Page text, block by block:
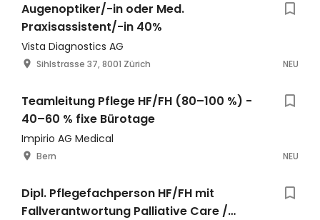
Augenoptiker/-in oder Med.
Praxisassistent/-in 40%
Vista Diagnostics AG
Sihlstrasse 37, 8001 Zürich NEU
Teamleitung Pflege HF/FH (80–100 %) -
40–60 % fixe Bürotage
Impirio AG Medical
Bern NEU
Dipl. Pflegefachperson HF/FH mit
Fallverantwortung Palliative Care /